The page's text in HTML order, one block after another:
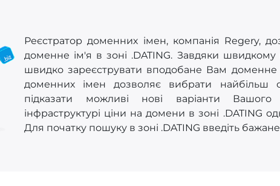
Реєстратор доменних імен, компанія Regery,
доменне ім'я в зоні .DATING. Завдяки
швидко зареєструвати вподобане Вам доменне
доменних імен дозволяє вибрати найбільш
підказати можливі нові варіанти Вашого
інфраструктурі ціни на домени в зоні .DATING
Для початку пошуку в зоні .DATING введіть